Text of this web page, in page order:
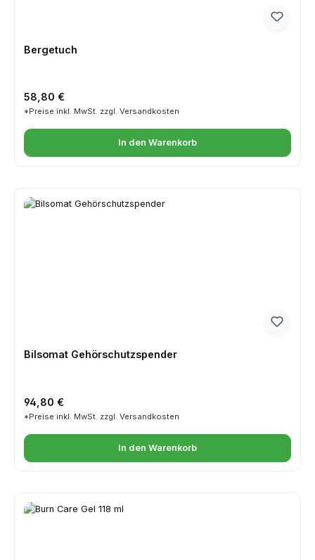
Bergetuch
Regulärer Preis:
58,80 €
*Preise inkl. MwSt. zzgl. Versandkosten
In den Warenkorb
Bilsomat Gehörschutzspender
Regulärer Preis:
94,80 €
*Preise inkl. MwSt. zzgl. Versandkosten
In den Warenkorb